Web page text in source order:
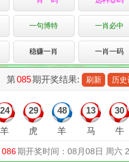
一句博特 一肖必中
稳赚一肖 一肖一码